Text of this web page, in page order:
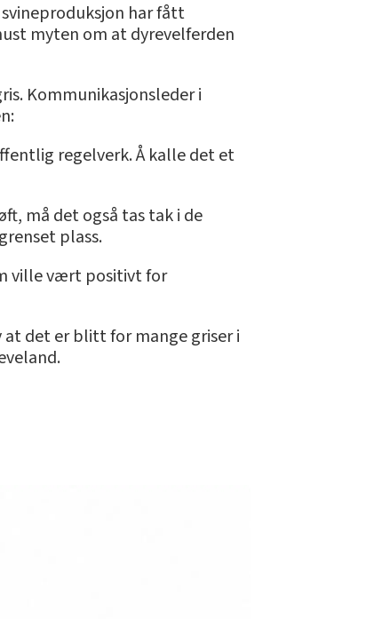
har fått
myten om at dyrevelferden
Kommunikasjonsleder i
regelverk. Å kalle det et
må det også tas tak i de
plass.
ville vært positivt for
det er blitt for mange griser i